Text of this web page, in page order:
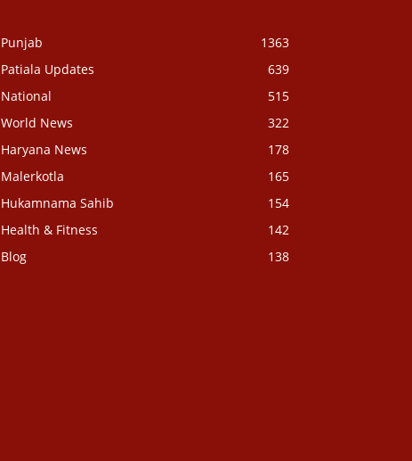
Punjab
1363
Patiala Updates
639
National
515
World News
322
Haryana News
178
Malerkotla
165
Hukamnama Sahib
154
Health & Fitness
142
Blog
138